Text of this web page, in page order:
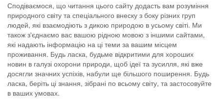
Сподіваємося, що читання цього сайту додасть вам розуміння
природного світу та спеціального внеску з боку різних груп
людей, які взаємодіють з дикою природою в усьому світі. Ми
також з'єднаємо вас вашою рідною мовою з іншими сайтами,
які надають інформацію на ці теми за вашим місцем
проживання. Будь ласка, будьме відкритими для хороших
новин в галузі охорони природи, щоб ідеї та зусилля, які вже
досягли значних успіхів, набули ще більшого поширення. Будь
ласка, беріть ці знання, зібрані по всьому світу, та застосовуйте
в ваших умовах.